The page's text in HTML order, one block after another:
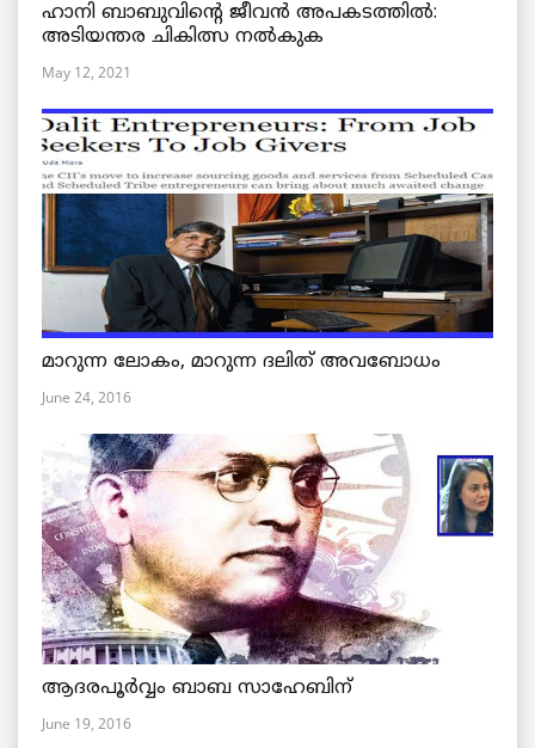
ഹാനി ബാബുവിന്റെ ജീവൻ അപകടത്തിൽ:
അടിയന്തര ചികിത്സ നൽകുക
May 12, 2021
മാറുന്ന ലോകം, മാറുന്ന ദലിത് അവബോധം
June 24, 2016
ആദരപൂര്‍വ്വം ബാബ സാഹേബിന്
June 19, 2016